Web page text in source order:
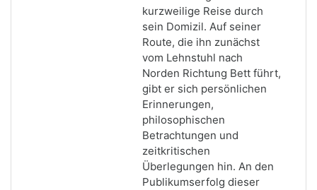
kurzweilige Reise durch
sein Domizil. Auf seiner
Route, die ihn zunächst
vom Lehnstuhl nach
Norden Richtung Bett führt,
gibt er sich persönlichen
Erinnerungen,
philosophischen
Betrachtungen und
zeitkritischen
Überlegungen hin. An den
Publikumserfolg dieser